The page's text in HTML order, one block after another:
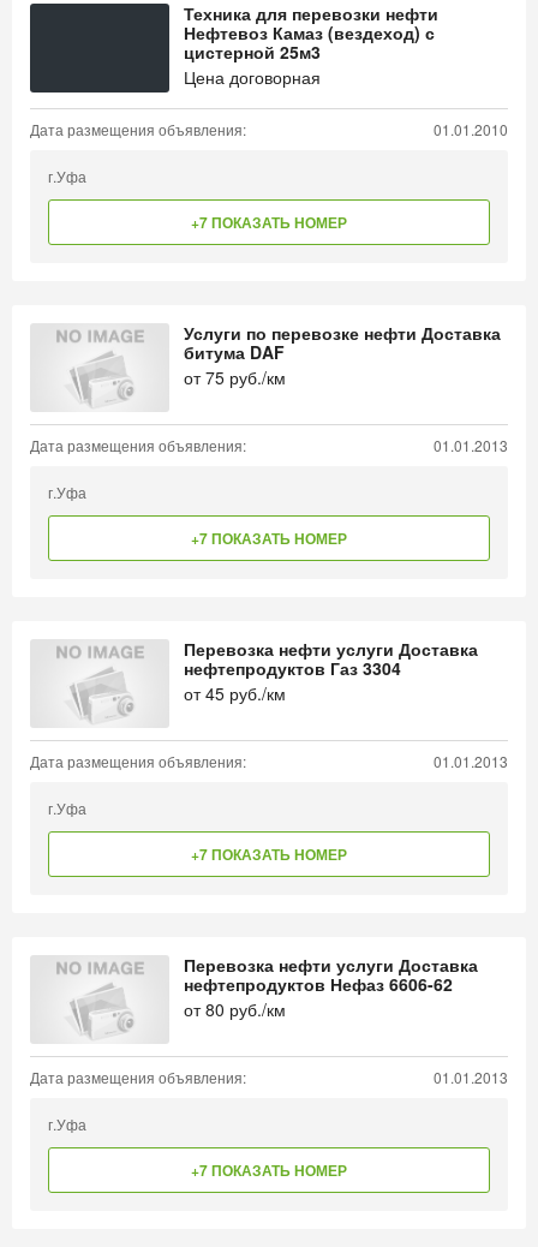
Техника для перевозки нефти
Нефтевоз Камаз (вездеход) с
цистерной 25м3
Цена договорная
Дата размещения объявления: 01.01.2010
г.Уфа
+7 ПОКАЗАТЬ НОМЕР
Услуги по перевозке нефти Доставка
битума DAF
от75 руб./км
Дата размещения объявления: 01.01.2013
г.Уфа
+7 ПОКАЗАТЬ НОМЕР
Перевозка нефти услуги Доставка
нефтепродуктов Газ 3304
от45 руб./км
Дата размещения объявления: 01.01.2013
г.Уфа
+7 ПОКАЗАТЬ НОМЕР
Перевозка нефти услуги Доставка
нефтепродуктов Нефаз 6606-62
от80 руб./км
Дата размещения объявления: 01.01.2013
г.Уфа
+7 ПОКАЗАТЬ НОМЕР